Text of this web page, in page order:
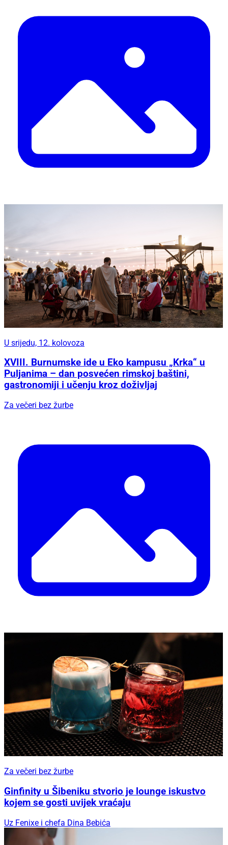
U srijedu, 12. kolovoza
XVIII. Burnumske ide u Eko kampusu „Krka“ u
Puljanima – dan posvećen rimskoj baštini,
gastronomiji i učenju kroz doživljaj
Za večeri bez žurbe
Za večeri bez žurbe
Ginfinity u Šibeniku stvorio je lounge iskustvo
kojem se gosti uvijek vraćaju
Uz Fenixe i chefa Dina Bebića